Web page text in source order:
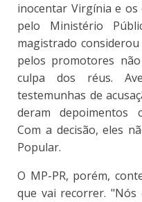
inocentar Virgínia e os
pelo Ministério
magistrado
pelos promotores
culpa dos réus.
testemunhas de
deram depoimentos
Com a decisão, eles
Popular.
O MP-PR, porém,
que vai recorrer. "Nós